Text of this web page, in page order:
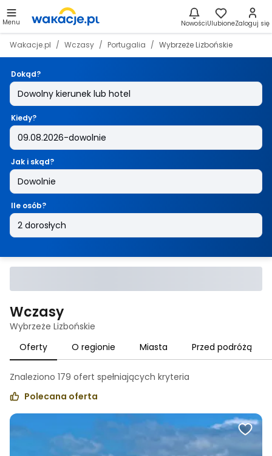
Menu NowościUlubioneZaloguj się
Wakacje.pl Wczasy Portugalia Wybrzeże Lizbońskie
Dokąd?
Kiedy?
Jak i skąd?
Ile osób?
Wczasy
Wybrzeże Lizbońskie
Oferty
O regionie Miasta Przed podróżą
Znaleziono 179 ofert spełniających kryteria
Polecana oferta